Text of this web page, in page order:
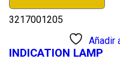
3217001205
Añadir
INDICATION LAMP